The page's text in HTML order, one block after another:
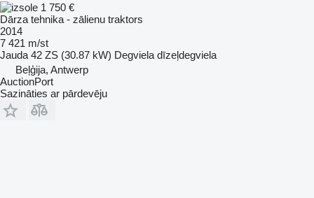
1 750 €
Dārza tehnika - zālienu traktors
2014
7 421 m/st
Jauda 42 ZS (30.87 kW) Degviela dīzeļdegviela
Beļģija, Antwerp
AuctionPort
Sazināties ar pārdevēju